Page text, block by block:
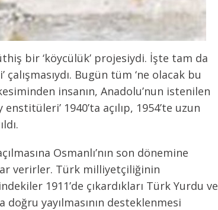
bir ‘köycülük’ projesiydi. İşte tam da
Bugün tüm ‘ne olacak bu
insanın, Anadolu’nun istenilen
1940’ta açılıp, 1954’te uzun
Osmanlı’nın son dönemine
verirler. Türk milliyetçiliğinin
1911’de çıkardıkları Türk Yurdu ve
yayılmasının desteklenmesi